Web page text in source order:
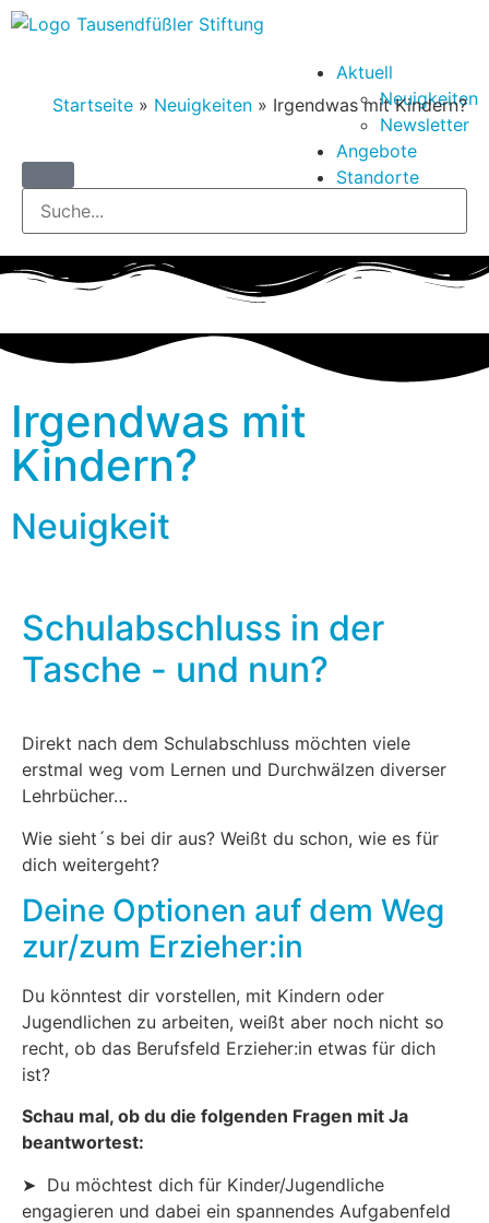
Aktuell
Neuigkeiten
Newsletter
Angebote
Standorte
Startseite » Neuigkeiten » Irgendwas mit Kindern?
Irgendwas mit
Kindern?
Neuigkeit
Schulabschluss in der
Tasche - und nun?
Direkt nach dem Schulabschluss möchten viele
erstmal weg vom Lernen und Durchwälzen diverser
Lehrbücher…
Wie sieht´s bei dir aus? Weißt du schon, wie es für
dich weitergeht?
Deine Optionen auf dem Weg
zur/zum Erzieher:in
Du könntest dir vorstellen, mit Kindern oder
Jugendlichen zu arbeiten, weißt aber noch nicht so
recht, ob das Berufsfeld Erzieher:in etwas für dich
ist?
Schau mal, ob du die folgenden Fragen mit Ja
beantwortest:
➤ Du möchtest dich für Kinder/Jugendliche
engagieren und dabei ein spannendes Aufgabenfeld